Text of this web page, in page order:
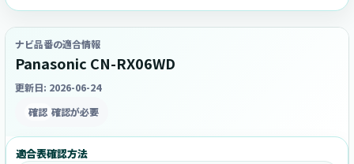
ナビ品番の適合情報
Panasonic CN-RX06WD
更新日: 2026-06-24
確認 確認が必要
適合表確認方法